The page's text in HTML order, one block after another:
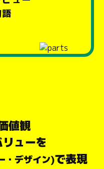
値観
ューを
・デザイン)で表現